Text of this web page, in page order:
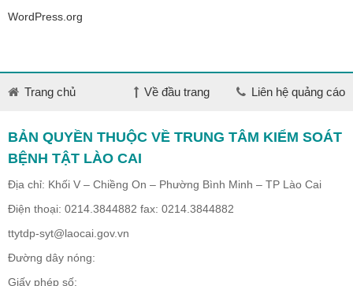
WordPress.org
Trang chủ Về đầu trang Liên hệ quảng cáo
BẢN QUYỀN THUỘC VỀ TRUNG TÂM KIỂM SOÁT
BỆNH TẬT LÀO CAI
Địa chỉ: Khối V – Chiềng On – Phường Bình Minh – TP Lào Cai
Điện thoại: 0214.3844882 fax: 0214.3844882
ttytdp-syt@laocai.gov.vn
Đường dây nóng:
Giấy phép số: